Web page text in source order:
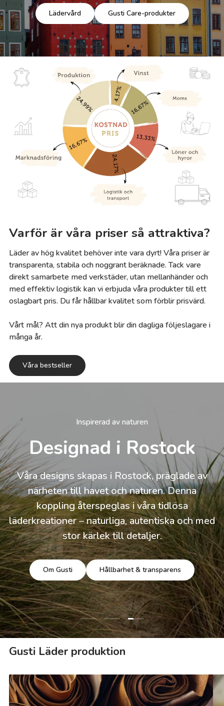
Lädervård Gusti Care-produkter
Varför är våra priser så attraktiva?
Läder av hög kvalitet behöver inte vara dyrt! Våra priser är
transparenta, stabila och noggrant beräknade. Tack vare
direkt samarbete med verkstäder, utan mellanhänder och
med effektiv logistik kan vi erbjuda våra produkter till ett
oslagbart pris. Du får hållbar kvalitet som förblir prisvärd.
Vårt mål? Att din nya produkt blir din dagliga följeslagare i
många år.
Våra bestseller
Inspirerad av naturen
Designad i Rostock
Våra designs skapas i Rostock, präglade av
närheten till havet och naturen. Denna
koppling återspeglas i våra tidlösa
läderkreationer – naturliga, autentiska och med
stor kärlek till detaljer.
Om Gusti Hållbarhet & transparens
Ladda bild 1 av 3
Ladda bild 2 av 3
Ladda bild 3 av 3
Gusti Läder produktion